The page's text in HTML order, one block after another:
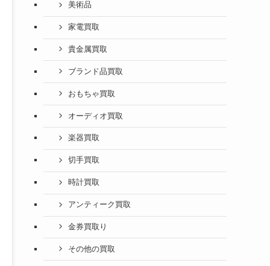
美術品
家電買取
貴金属買取
ブランド品買取
おもちゃ買取
オーディオ買取
楽器買取
切手買取
時計買取
アンティーク買取
金券買取り
その他の買取